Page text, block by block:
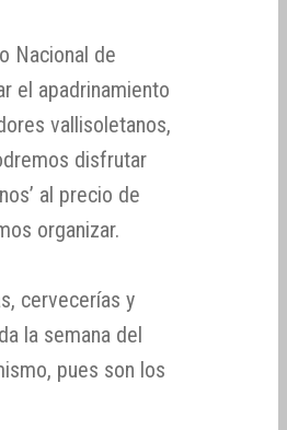
Nacional de
el apadrinamiento
vallisoletanos,
disfrutar
al precio de
organizar.
cervecerías y
la semana del
pues son los